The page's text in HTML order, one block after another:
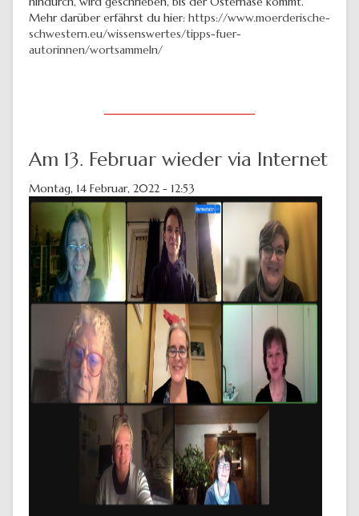
Mehr darüber erfährst du hier: https://www.moerderische-
schwestern.eu/wissenswertes/tipps-fuer-
autorinnen/wortsammeln/
Am 13. Februar wieder via Internet
Montag, 14 Februar, 2022 - 12:53